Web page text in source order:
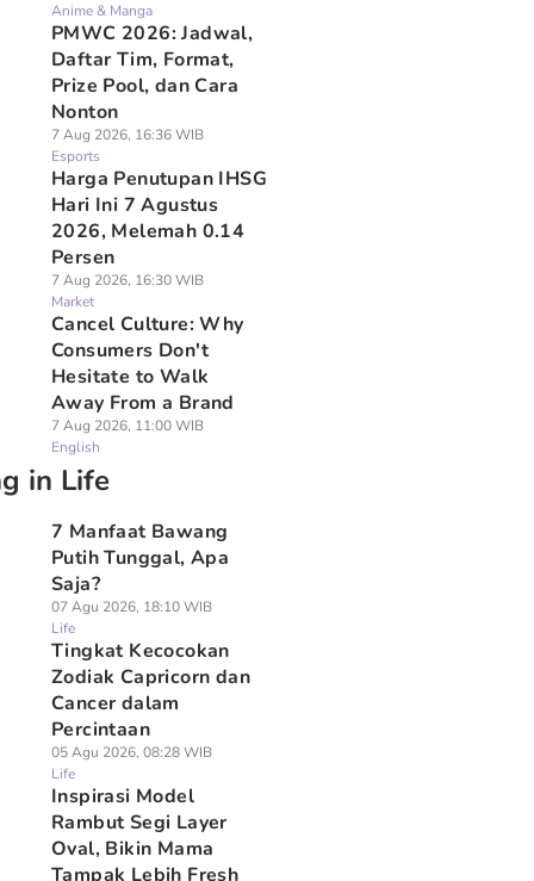
Anime & Manga
PMWC 2026: Jadwal,
Daftar Tim, Format,
Prize Pool, dan Cara
Nonton
7 Aug 2026, 16:36 WIB
Esports
Harga Penutupan IHSG
Hari Ini 7 Agustus
2026, Melemah 0.14
Persen
7 Aug 2026, 16:30 WIB
Market
Cancel Culture: Why
Consumers Don't
Hesitate to Walk
Away From a Brand
7 Aug 2026, 11:00 WIB
English
in Life
7 Manfaat Bawang
Putih Tunggal, Apa
Saja?
07 Agu 2026, 18:10 WIB
Life
Tingkat Kecocokan
Zodiak Capricorn dan
Cancer dalam
Percintaan
05 Agu 2026, 08:28 WIB
Life
Inspirasi Model
Rambut Segi Layer
Oval, Bikin Mama
Tampak Lebih Fresh